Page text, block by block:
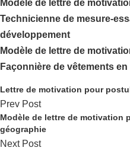
Modèle de lettre de
Technicienne de mesure-
développement
Modèle de lettre de
Façonnière de vêtements
Lettre de motivation pour
Prev Post
Modèle de lettre de motivation
géographie
Next Post